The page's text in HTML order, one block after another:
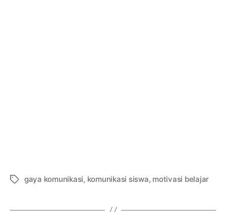
Tagsgaya komunikasi, komunikasi siswa, motivasi belajar